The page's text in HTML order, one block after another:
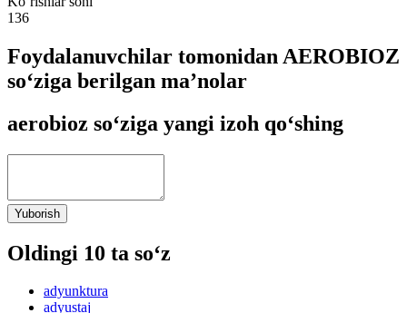
136
Foydalanuvchilar tomonidan AEROBIOZ
so‘ziga berilgan ma’nolar
aerobioz so‘ziga yangi izoh qo‘shing
Yuborish
Oldingi 10 ta so‘z
adyunktura
adyustaj